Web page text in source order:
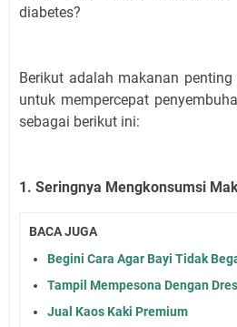
diabetes?
Berikut adalah makanan
untuk mempercepat
sebagai berikut ini:
1. Seringnya Mengkonsumsi
BACA JUGA
Begini Cara Agar Bayi Tidak
Tampil Mempesona Dengan
Jual Kaos Kaki Premium